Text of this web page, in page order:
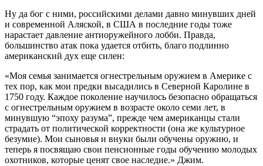
Ну да бог с ними, российскими делами давно минувших дней
и современной Аляской, в США в последние годы тоже
нарастает давление антиоружейного лобби. Правда,
большинство атак пока удается отбить, благо подлинно
американский дух еще силен:
«Моя семья занимается огнестрельным оружием в Америке с
тех пор, как мои предки высадились в Северной Каролине в
1750 году. Каждое поколение научилось безопасно обращаться
с огнестрельным оружием в возрасте около семи лет, в
минувшую “эпоху разума”, прежде чем американцы стали
страдать от политической корректности (она же культурное
безумие). Мои сыновья и внуки были обучены оружию, и
теперь я посвящаю свои пенсионные годы обучению молодых
охотников, которые ценят свое наследие.» Джим.